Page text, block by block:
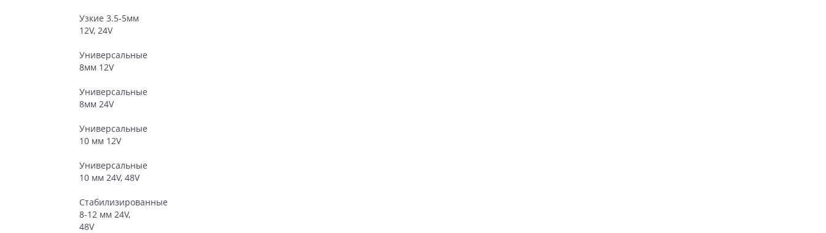
Узкие 3.5-5мм
12V, 24V
Универсальные
8мм 12V
Универсальные
8мм 24V
Универсальные
10 мм 12V
Универсальные
10 мм 24V, 48V
Стабилизированные
8-12 мм 24V,
48V